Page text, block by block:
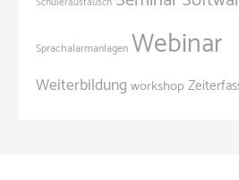
Sprachalarmanlagen Webinar
Weiterbildung workshop